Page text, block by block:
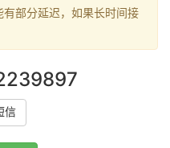
部分延迟，如果长时间接
信